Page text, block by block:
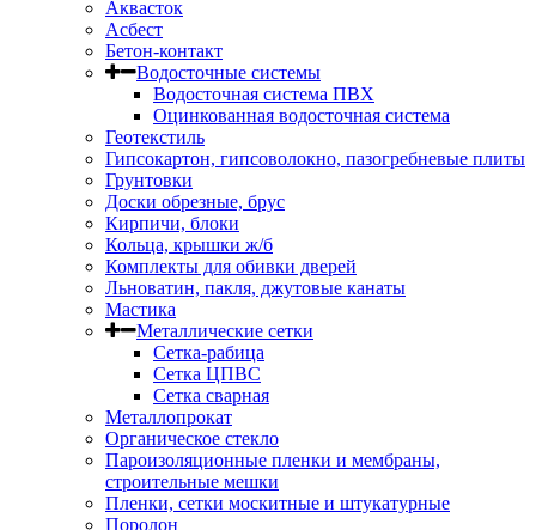
Аквасток
Асбест
Бетон-контакт
Водосточные системы
Водосточная система ПВХ
Оцинкованная водосточная система
Геотекстиль
Гипсокартон, гипсоволокно, пазогребневые плиты
Грунтовки
Доски обрезные, брус
Кирпичи, блоки
Кольца, крышки ж/б
Комплекты для обивки дверей
Льноватин, пакля, джутовые канаты
Мастика
Металлические сетки
Сетка-рабица
Сетка ЦПВС
Сетка сварная
Металлопрокат
Органическое стекло
Пароизоляционные пленки и мембраны,
строительные мешки
Пленки, сетки москитные и штукатурные
Поролон